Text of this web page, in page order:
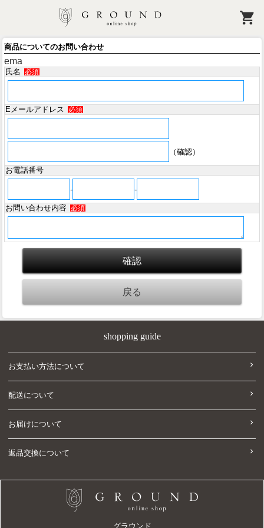
商品についてのお問い合わせ
ema
氏名 必須
Eメールアドレス 必須
（確認）
お電話番号
- -
お問い合わせ内容 必須
shopping guide
お支払い方法について
配送について
お届けについて
返品交換について